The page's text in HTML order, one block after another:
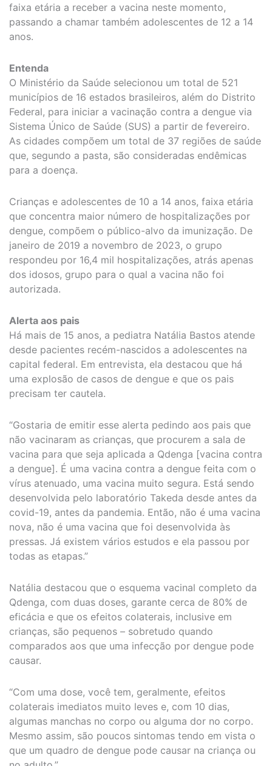
faixa etária a receber a vacina neste momento,
passando a chamar também adolescentes de 12 a 14
anos.
Entenda
O Ministério da Saúde selecionou um total de 521
municípios de 16 estados brasileiros, além do Distrito
Federal, para iniciar a vacinação contra a dengue via
Sistema Único de Saúde (SUS) a partir de fevereiro.
As cidades compõem um total de 37 regiões de saúde
que, segundo a pasta, são consideradas endêmicas
para a doença.
Crianças e adolescentes de 10 a 14 anos, faixa etária
que concentra maior número de hospitalizações por
dengue, compõem o público-alvo da imunização. De
janeiro de 2019 a novembro de 2023, o grupo
respondeu por 16,4 mil hospitalizações, atrás apenas
dos idosos, grupo para o qual a vacina não foi
autorizada.
Alerta aos pais
Há mais de 15 anos, a pediatra Natália Bastos atende
desde pacientes recém-nascidos a adolescentes na
capital federal. Em entrevista, ela destacou que há
uma explosão de casos de dengue e que os pais
precisam ter cautela.
“Gostaria de emitir esse alerta pedindo aos pais que
não vacinaram as crianças, que procurem a sala de
vacina para que seja aplicada a Qdenga [vacina contra
a dengue]. É uma vacina contra a dengue feita com o
vírus atenuado, uma vacina muito segura. Está sendo
desenvolvida pelo laboratório Takeda desde antes da
covid-19, antes da pandemia. Então, não é uma vacina
nova, não é uma vacina que foi desenvolvida às
pressas. Já existem vários estudos e ela passou por
todas as etapas.”
Natália destacou que o esquema vacinal completo da
Qdenga, com duas doses, garante cerca de 80% de
eficácia e que os efeitos colaterais, inclusive em
crianças, são pequenos – sobretudo quando
comparados aos que uma infecção por dengue pode
causar.
“Com uma dose, você tem, geralmente, efeitos
colaterais imediatos muito leves e, com 10 dias,
algumas manchas no corpo ou alguma dor no corpo.
Mesmo assim, são poucos sintomas tendo em vista o
que um quadro de dengue pode causar na criança ou